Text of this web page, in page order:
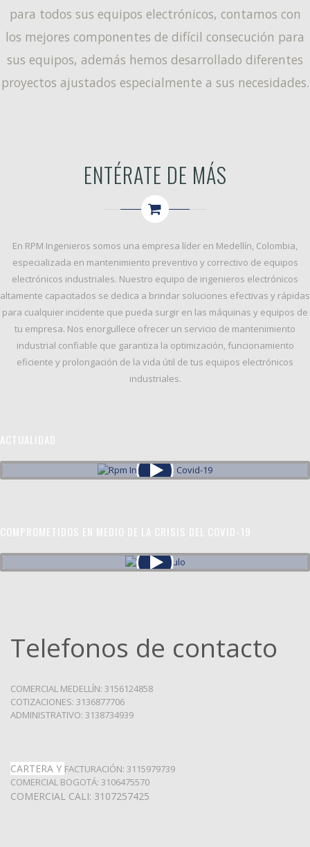
para todos sus equipos electrónicos, contamos con
los mejores componentes de difícil consecución para
sus equipos, además hemos desarrollado diferentes
proyectos ajustados especialmente a sus necesidades.
ENTÉRATE DE MÁS
En RPM Ingenieros somos una empresa líder en Medellín, Colombia,
especializada en mantenimiento preventivo y correctivo de equipos
electrónicos industriales. Nuestro equipo de ingenieros electrónicos
altamente capacitados se dedica a brindar soluciones efectivas y rápidas
para cualquier incidente que pueda surgir en las máquinas y equipos de
tu empresa. Nos enorgullece ofrecer un servicio de mantenimiento
industrial confiable que garantiza la optimización, funcionamiento
eficiente y prolongación de la vida útil de tus equipos electrónicos
industriales.
ACTUALIDAD
COMPROMETIDOS EN MEDIO DE LA CRISIS DEL COVID-19
Telefonos de contacto
COMERCIAL MEDELLÍN: 3156124858
COTIZACIONES: 3136877706
ADMINISTRATIVO: 3138734939
CARTERA Y FACTURACIÓN: 3115979739
COMERCIAL BOGOTÁ: 3106475570
COMERCIAL CALI: 3107257425